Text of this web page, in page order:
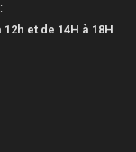
et de 14H à 18H